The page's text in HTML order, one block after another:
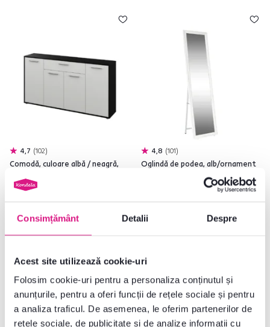
Consimțământ Detalii Despre
Acest site utilizează cookie-uri
Folosim cookie-uri pentru a personaliza conținutul și
anunțurile, pentru a oferi funcții de rețele sociale și pentru
a analiza traficul. De asemenea, le oferim partenerilor de
rețele sociale, de publicitate și de analize informații cu
4,7 102
Comodă, culoare albă / neagră,
4,8 101
Oglindă de podea, alb/ornament